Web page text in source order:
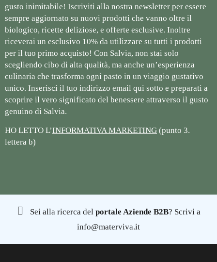
gusto inimitabile! Iscriviti alla nostra newsletter per essere
sempre aggiornato su nuovi prodotti che vanno oltre il
biologico, ricette deliziose, e offerte esclusive. Inoltre
riceverai un esclusivo 10% da utilizzare su tutti i prodotti
per il tuo primo acquisto! Con Salvia, non stai solo
scegliendo cibo di alta qualità, ma anche un’esperienza
culinaria che trasforma ogni pasto in un viaggio gustativo
unico. Inserisci il tuo indirizzo email qui sotto e preparati a
scoprire il vero significato del benessere attraverso il gusto
genuino di Salvia.
HO LETTO L’INFORMATIVA MARKETING (punto 3.
lettera b)
Sei alla ricerca del portale Aziende B2B? Scrivi a
info@materviva.it